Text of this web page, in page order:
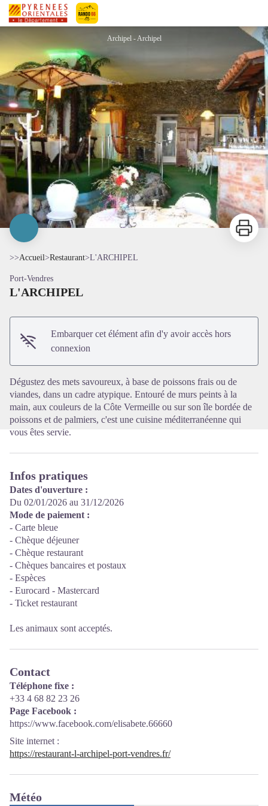
L'ARCHIPEL
Archipel - Archipel
Voir l'image en plein écran
Imprimer
>>Accueil>Restaurant>L'ARCHIPEL
Port-Vendres
L'ARCHIPEL
Embarquer cet élément afin d'y avoir accès hors
connexion
Dégustez des mets savoureux, à base de poissons frais ou de
viandes, dans un cadre atypique. Entouré de murs peints à la
main, aux couleurs de la Côte Vermeille ou sur son île bordée de
poissons et de palmiers, c'est une cuisine méditerranéenne qui
vous êtes servie.
Infos pratiques
Dates d'ouverture :
Du 02/01/2026 au 31/12/2026
Mode de paiement :
- Carte bleue
- Chèque déjeuner
- Chèque restaurant
- Chèques bancaires et postaux
- Espèces
- Eurocard - Mastercard
- Ticket restaurant
Les animaux sont acceptés.
Contact
Téléphone fixe :
+33 4 68 82 23 26
Page Facebook :
https://www.facebook.com/elisabete.66660
Site internet :
https://restaurant-l-archipel-port-vendres.fr/
Météo